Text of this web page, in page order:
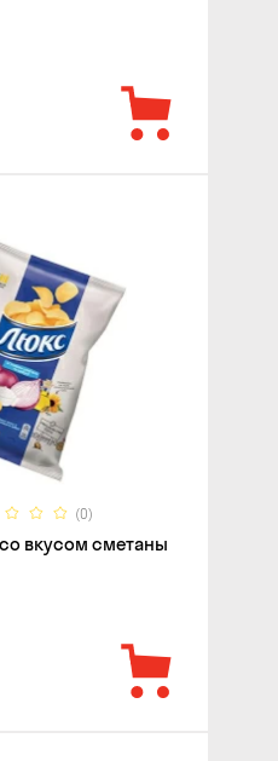
(0)
вкусом сметаны